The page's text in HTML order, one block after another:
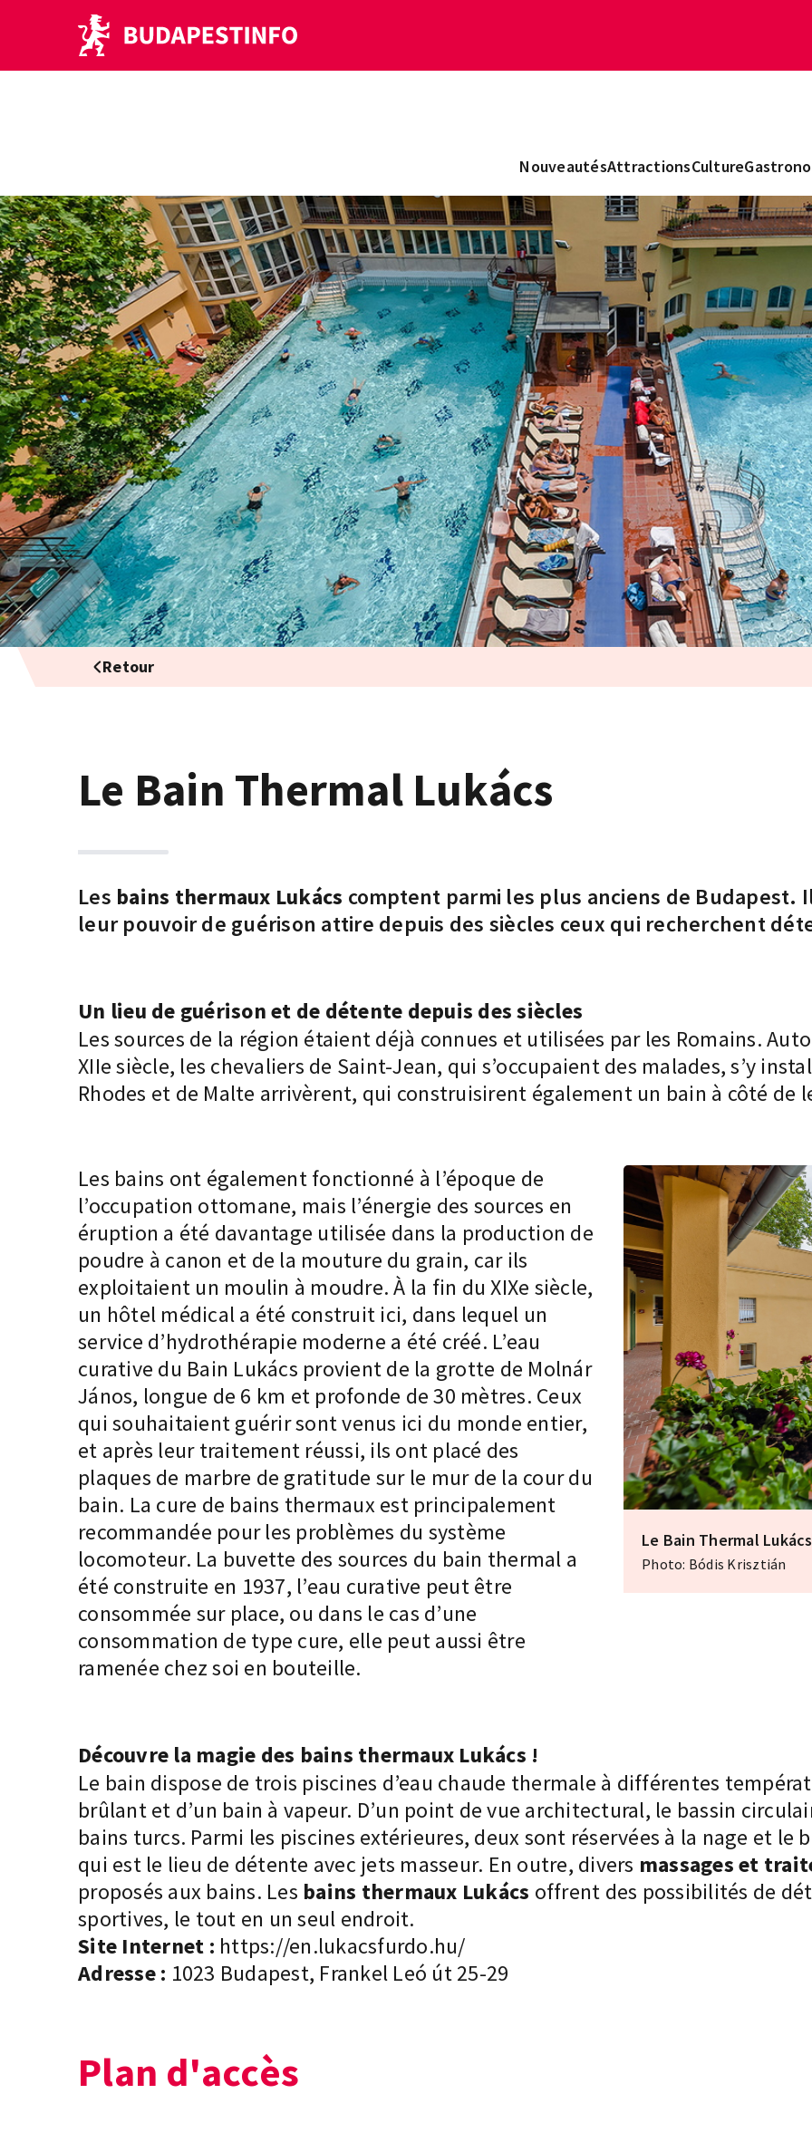
NouveautésAttractionsCulture
Retour
Le Bain Thermal Lukács
Les bains thermaux Lukács comptent parmi les plus anciens de Budapest.
leur pouvoir de guérison attire depuis des siècles ceux qui recherchent
Un lieu de guérison et de détente depuis des siècles
Les sources de la région étaient déjà connues et utilisées par les Romains.
XIIe siècle, les chevaliers de Saint-Jean, qui s’occupaient des malades, s’y
Rhodes et de Malte arrivèrent, qui construisirent également un bain à côté de
Les bains ont également fonctionné à l’époque de
l’occupation ottomane, mais l’énergie des sources en
éruption a été davantage utilisée dans la production de
poudre à canon et de la mouture du grain, car ils
exploitaient un moulin à moudre. À la fin du XIXe siècle,
un hôtel médical a été construit ici, dans lequel un
service d’hydrothérapie moderne a été créé. L’eau
curative du Bain Lukács provient de la grotte de Molnár
János, longue de 6 km et profonde de 30 mètres. Ceux
qui souhaitaient guérir sont venus ici du monde entier,
et après leur traitement réussi, ils ont placé des
plaques de marbre de gratitude sur le mur de la cour du
bain. La cure de bains thermaux est principalement
recommandée pour les problèmes du système
locomoteur. La buvette des sources du bain thermal a
été construite en 1937, l’eau curative peut être
consommée sur place, ou dans le cas d’une
consommation de type cure, elle peut aussi être
ramenée chez soi en bouteille.
Le Bain Thermal Lukács
Photo: Bódis Krisztián
Découvre la magie des bains thermaux Lukács !
Le bain dispose de trois piscines d’eau chaude thermale à différentes
brûlant et d’un bain à vapeur. D’un point de vue architectural, le bassin
bains turcs. Parmi les piscines extérieures, deux sont réservées à la nage et le
qui est le lieu de détente avec jets masseur. En outre, divers massages et
proposés aux bains. Les bains thermaux Lukács offrent des possibilités de
sportives, le tout en un seul endroit.
Site Internet : https://en.lukacsfurdo.hu/
Adresse : 1023 Budapest, Frankel Leó út 25-29
Plan d'accès